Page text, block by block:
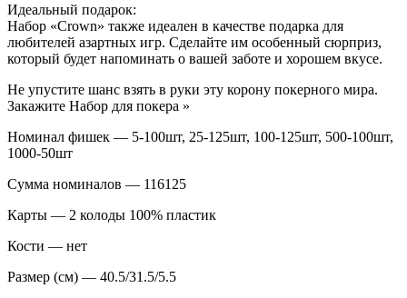
Идеальный подарок:
Набор «Crown» также идеален в качестве подарка для
любителей азартных игр. Сделайте им особенный сюрприз,
который будет напоминать о вашей заботе и хорошем вкусе.
Не упустите шанс взять в руки эту корону покерного мира.
Закажите Набор для покера »
Номинал фишек — 5-100шт, 25-125шт, 100-125шт, 500-100шт,
1000-50шт
Сумма номиналов — 116125
Карты — 2 колоды 100% пластик
Кости — нет
Размер (см) — 40.5/31.5/5.5